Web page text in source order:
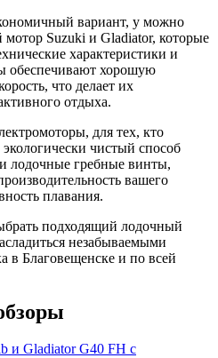
вариант, у можно
Suzuki и Gladiator, которые
характеристики и
обеспечивают хорошую
что делает их
отдыха.
для тех, кто
чистый способ
лодочные гребные винты,
вашего
плавания.
подходящий лодочный
незабываемыми
в Благовещенске и по всей